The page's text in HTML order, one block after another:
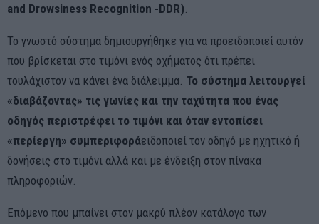
and Drowsiness Recognition -DDR)
Το γνωστό σύστημα δημιουργήθηκε για να προειδοποιεί αυτόν
που βρίσκεται στο τιμόνι ενός οχήματος ότι πρέπει
τουλάχιστον να κάνει ένα διάλειμμα. Το σύστημα λειτουργεί
«διαβάζοντας» τις γωνίες και την ταχύτητα που ένας
οδηγός περιστρέφει το τιμόνι και όταν εντοπίσει
«περίεργη» συμπεριφοράειδοποιεί τον οδηγό με ηχητικό ή
δονήσεις στο τιμόνι αλλά και με ένδειξη στον πίνακα
πληροφοριών.
Επόμενο που μπαίνει στον μακρύ πλέον κατάλογο των